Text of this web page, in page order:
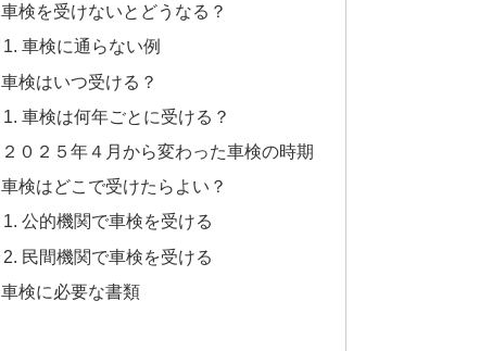
車検を受けないとどうなる？
車検に通らない例
車検はいつ受ける？
車検は何年ごとに受ける？
２０２５年４月から変わった車検の時期
車検はどこで受けたらよい？
公的機関で車検を受ける
民間機関で車検を受ける
車検に必要な書類